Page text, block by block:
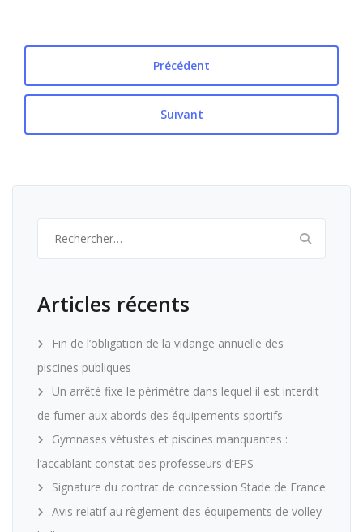
Précédent
Suivant
Articles récents
Fin de l’obligation de la vidange annuelle des
piscines publiques
Un arrêté fixe le périmètre dans lequel il est interdit
de fumer aux abords des équipements sportifs
Gymnases vétustes et piscines manquantes :
l’accablant constat des professeurs d’EPS
Signature du contrat de concession Stade de France
Avis relatif au règlement des équipements de volley-